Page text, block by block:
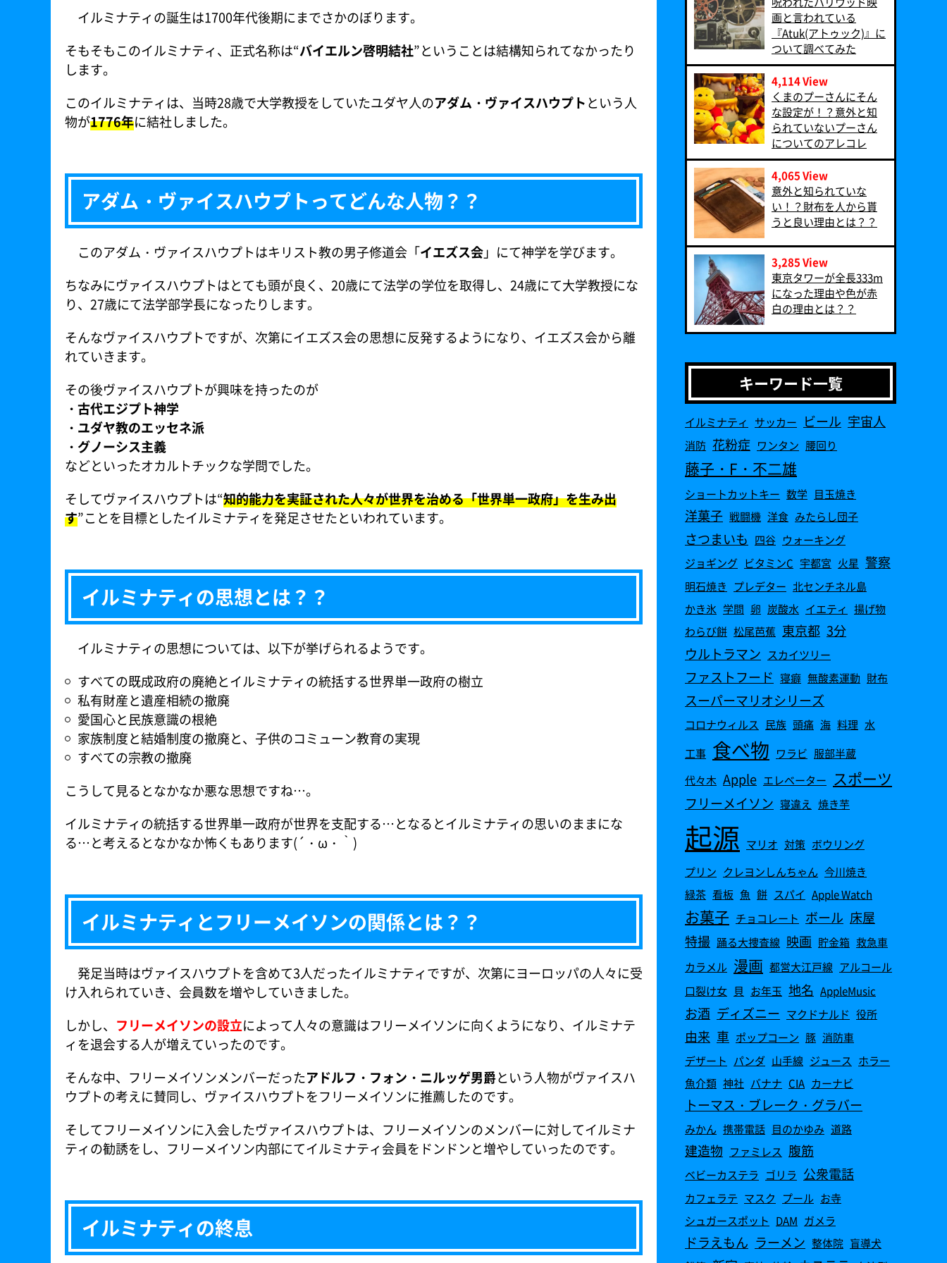
イルミナティの誕生は1700年代後期にまでさかのぼります。
そもそもこのイルミナティ、正式名称は“バイエルン啓明結社”ということは結構知られてなかったり
します。
このイルミナティは、当時28歳で大学教授をしていたユダヤ人のアダム・ヴァイスハウプトという人
物が1776年に結社しました。
アダム・ヴァイスハウプトってどんな人物？？
このアダム・ヴァイスハウプトはキリスト教の男子修道会「イエズス会」にて神学を学びます。
ちなみにヴァイスハウプトはとても頭が良く、20歳にて法学の学位を取得し、24歳にて大学教授にな
り、27歳にて法学部学長になったりします。
そんなヴァイスハウプトですが、次第にイエズス会の思想に反発するようになり、イエズス会から離
れていきます。
その後ヴァイスハウプトが興味を持ったのが
・古代エジプト神学
・ユダヤ教のエッセネ派
・グノーシス主義
などといったオカルトチックな学問でした。
そしてヴァイスハウプトは“知的能力を実証された人々が世界を治める「世界単一政府」を生み出
す”ことを目標としたイルミナティを発足させたといわれています。
イルミナティの思想とは？？
イルミナティの思想については、以下が挙げられるようです。
すべての既成政府の廃絶とイルミナティの統括する世界単一政府の樹立
私有財産と遺産相続の撤廃
愛国心と民族意識の根絶
家族制度と結婚制度の撤廃と、子供のコミューン教育の実現
すべての宗教の撤廃
こうして見るとなかなか悪な思想ですね…。
イルミナティの統括する世界単一政府が世界を支配する…となるとイルミナティの思いのままにな
る…と考えるとなかなか怖くもあります(´・ω・｀)
イルミナティとフリーメイソンの関係とは？？
発足当時はヴァイスハウプトを含めて3人だったイルミナティですが、次第にヨーロッパの人々に受
け入れられていき、会員数を増やしていきました。
しかし、 フリーメイソンの設立によって人々の意識はフリーメイソンに向くようになり、イルミナテ
ィを退会する人が増えていったのです。
そんな中、フリーメイソンメンバーだったアドルフ・フォン・ニルッゲ男爵という人物がヴァイスハ
ウプトの考えに賛同し、ヴァイスハウプトをフリーメイソンに推薦したのです。
そしてフリーメイソンに入会したヴァイスハウプトは、フリーメイソンのメンバーに対してイルミナ
ティの勧誘をし、フリーメイソン内部にてイルミナティ会員をドンドンと増やしていったのです。
イルミナティの終息
画と言われている
『Atuk(アトゥック)』に
ついて調べてみた
4,114 View
くまのプーさんにそん
な設定が！？意外と知
られていないプーさん
についてのアレコレ
4,065 View
意外と知られていな
い！？財布を人から貰
うと良い理由とは？？
3,285 View
東京タワーが全長333m
になった理由や色が赤
白の理由とは？？
キーワード一覧
イルミナティ サッカー ビール 宇宙人
消防 花粉症 ワンタン 腰回り
藤子・F・不二雄
ショートカットキー 数学 目玉焼き
洋菓子 戦闘機 洋食 みたらし団子
さつまいも 四谷 ウォーキング
ジョギング ビタミンC 宇都宮 火星 警察
明石焼き プレデター 北センチネル島
かき氷 学問 卵 炭酸水 イエティ 揚げ物
わらび餅 松尾芭蕉 東京都 3分
ウルトラマン スカイツリー
ファストフード 寝癖 無酸素運動 財布
スーパーマリオシリーズ
コロナウィルス 民族 頭痛 海 料理 水
工事 食べ物 ワラビ 服部半蔵
代々木 Apple エレベーター スポーツ
フリーメイソン 寝違え 焼き芋
起源 マリオ 対策 ボウリング
プリン クレヨンしんちゃん 今川焼き
緑茶 看板 魚 餅 スパイ Apple Watch‎
お菓子 チョコレート ボール 床屋
特撮 踊る大捜査線 映画 貯金箱 救急車
カラメル 漫画 都営大江戸線 アルコール
口裂け女 貝 お年玉 地名 AppleMusic
お酒 ディズニー マクドナルド 役所
由来 車 ポップコーン 豚 消防車
デザート パンダ 山手線 ジュース ホラー
魚介類 神社 バナナ CIA カーナビ
トーマス・ブレーク・グラバー
みかん 携帯電話 目のかゆみ 道路
建造物 ファミレス 腹筋
ベビーカステラ ゴリラ 公衆電話
カフェラテ マスク プール お寺
シュガースポット DAM ガメラ
ドラえもん ラーメン 整体院 盲導犬